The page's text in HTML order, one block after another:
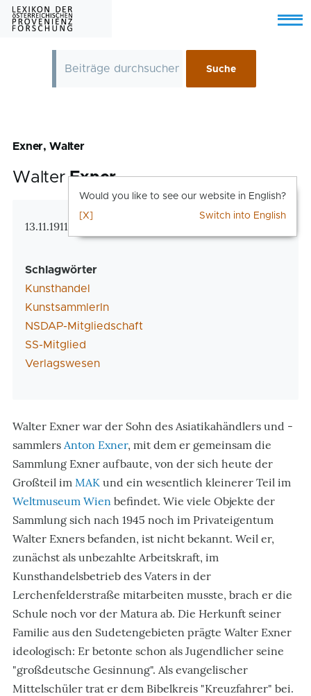
Skip to main content
Menu
Exner, Walter
WalterExner
Zusatzinformationen
13.11.1911 Wien – 3.11.2003 Bad Wildungen
Schlagwörter
Kunsthandel
KunstsammlerIn
NSDAP-Mitgliedschaft
SS-Mitglied
Verlagswesen
Walter Exner war der Sohn des Asiatikahändlers und -
sammlers Anton Exner, mit dem er gemeinsam die
Sammlung Exner aufbaute, von der sich heute der
Großteil im MAK und ein wesentlich kleinerer Teil im
Weltmuseum Wien befindet. Wie viele Objekte der
Sammlung sich nach 1945 noch im Privateigentum
Walter Exners befanden, ist nicht bekannt. Weil er,
zunächst als unbezahlte Arbeitskraft, im
Kunsthandelsbetrieb des Vaters in der
Lerchenfelderstraße mitarbeiten musste, brach er die
Schule noch vor der Matura ab. Die Herkunft seiner
Familie aus den Sudetengebieten prägte Walter Exner
ideologisch: Er betonte schon als Jugendlicher seine
"großdeutsche Gesinnung". Als evangelischer
Mittelschüler trat er dem Bibelkreis "Kreuzfahrer" bei.
Would you like to see our website in English?
Switch into English
[X]